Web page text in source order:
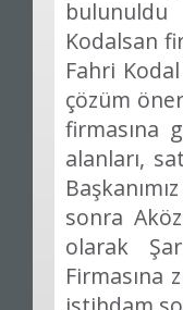
bulunuldu
Kodalsan
Fahri
çözüm
firmasına
alanları,
sonra
olarak
Firmasına